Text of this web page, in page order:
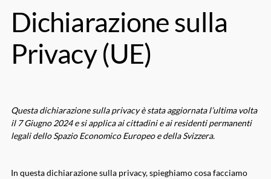
Dichiarazione sulla
Privacy (UE)
Questa dichiarazione sulla privacy è stata aggiornata l’ultima volta
il 7 Giugno 2024 e si applica ai cittadini e ai residenti permanenti
legali dello Spazio Economico Europeo e della Svizzera.
In questa dichiarazione sulla privacy, spieghiamo cosa facciamo